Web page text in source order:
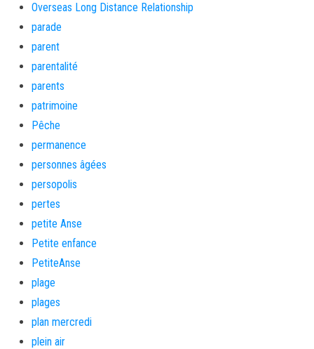
Overseas Long Distance Relationship
parade
parent
parentalité
parents
patrimoine
Pêche
permanence
personnes âgées
persopolis
pertes
petite Anse
Petite enfance
PetiteAnse
plage
plages
plan mercredi
plein air